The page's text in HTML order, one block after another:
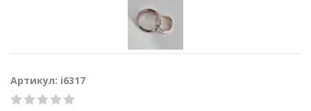
Артикул: i6317